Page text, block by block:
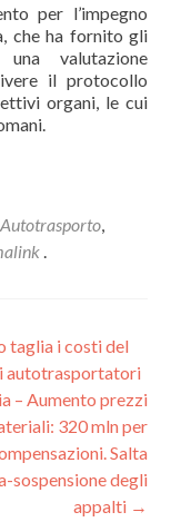
per l’impegno
che ha fornito gli
valutazione
il protocollo
organi, le cui
Autotrasporto
taglia i costi del
autotrasportatori
– Aumento prezzi
320 mln per
Salta
sospensione degli
appalti →